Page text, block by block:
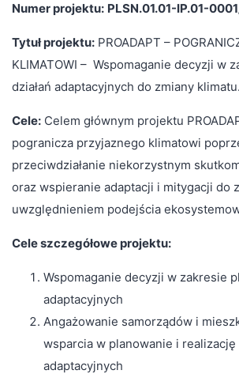
Numer projektu: PLSN.01.01-IP.01-
Tytuł projektu: PROADAPT –
KLIMATOWI – Wspomaganie decyzji w
działań adaptacyjnych do zmiany klimatu.
Cele: Celem głównym projektu
pogranicza przyjaznego klimatowi
przeciwdziałanie niekorzystnym
oraz wspieranie adaptacji i mitygacji do
uwzględnieniem podejścia
Cele szczegółowe projektu:
Wspomaganie decyzji w zakresie
adaptacyjnych
Angażowanie samorządów i
wsparcia w planowanie i realizację
adaptacyjnych